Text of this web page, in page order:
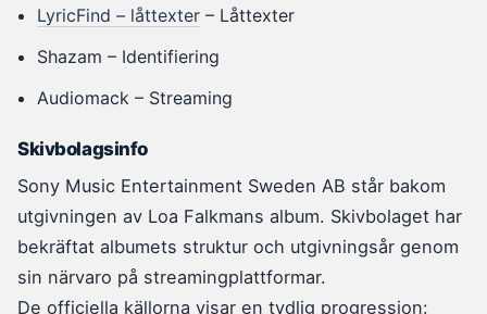
LyricFind – låttexter – Låttexter
Shazam – Identifiering
Audiomack – Streaming
Skivbolagsinfo
Sony Music Entertainment Sweden AB står bakom
utgivningen av Loa Falkmans album. Skivbolaget har
bekräftat albumets struktur och utgivningsår genom
sin närvaro på streamingplattformar.
De officiella källorna visar en tydlig progression: